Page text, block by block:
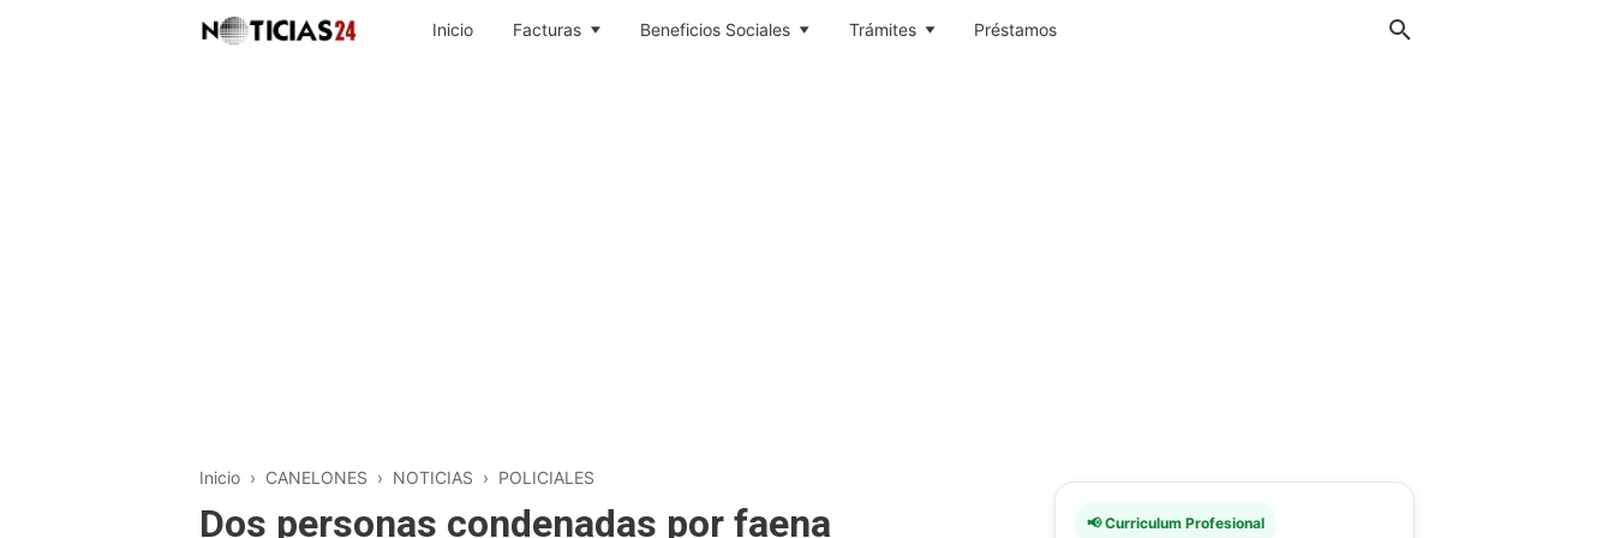
Inicio Facturas Beneficios Sociales Trámites Préstamos
Inicio › CANELONES › NOTICIAS › POLICIALES
Dos personas condenadas por faena 📢 Curriculum Profesional